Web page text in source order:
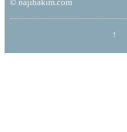
© najihakim.com
↑